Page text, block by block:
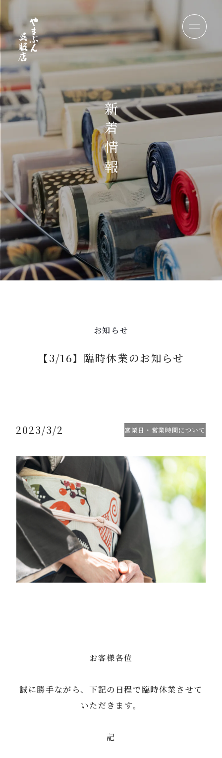
新
着
情
報
お知らせ
【3/16】臨時休業のお知らせ
営業日・営業時間について
2023/3/2
お客様各位
誠に勝手ながら、下記の日程で臨時休業させて
いただきます。
記